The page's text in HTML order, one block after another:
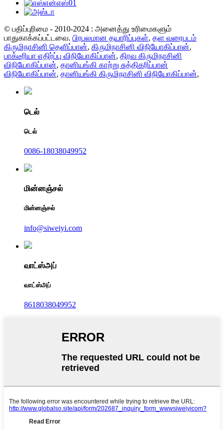
© பதிப்புரிமை - 2010-2024 : அனைத்து உரிமைகளும்
பாதுகாக்கப்பட்டவை. பிரபலமான தயாரிப்புகள், தள வரைபடம்
கிருமிநாசினி தெளிப்பான், கிருமிநாசினி விநியோகிப்பான்,
பாக்டீரியா எதிர்ப்பு விநியோகிப்பான், திரவ கிருமிநாசினி
விநியோகிப்பான், தானியங்கி காற்று சுத்திகரிப்பான்
விநியோகிப்பான், தானியங்கி கிருமிநாசினி விநியோகிப்பான்,
டெல்
டெல்
0086-18038049952
மின்னஞ்சல்
மின்னஞ்சல்
info@siweiyi.com
வாட்ஸ்அப்
வாட்ஸ்அப்
8618038049952